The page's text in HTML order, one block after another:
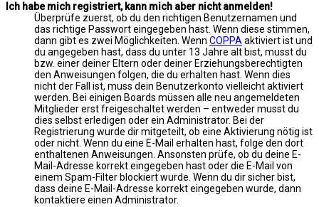
Ich habe mich registriert, kann mich aber nicht anmelden!
Überprüfe zuerst, ob du den richtigen Benutzernamen und
das richtige Passwort eingegeben hast. Wenn diese stimmen,
dann gibt es zwei Möglichkeiten. Wenn COPPAaktiviert ist und
du angegeben hast, dass du unter 13 Jahre alt bist, musst du
bzw. einer deiner Eltern oder deiner Erziehungsberechtigten
den Anweisungen folgen, die du erhalten hast. Wenn dies
nicht der Fall ist, muss dein Benutzerkonto vielleicht aktiviert
werden. Bei einigen Boards müssen alle neu angemeldeten
Mitglieder erst freigeschaltet werden – entweder musst du
dies selbst erledigen oder ein Administrator. Bei der
Registrierung wurde dir mitgeteilt, ob eine Aktivierung nötig ist
oder nicht. Wenn du eine E-Mail erhalten hast, folge den dort
enthaltenen Anweisungen. Ansonsten prüfe, ob du deine E-
Mail-Adresse korrekt eingegeben hast oder die E-Mail von
einem Spam-Filter blockiert wurde. Wenn du dir sicher bist,
dass deine E-Mail-Adresse korrekt eingegeben wurde, dann
kontaktiere einen Administrator.